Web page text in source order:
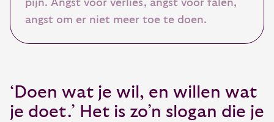
pijn. Angst voor verlies, angst voor falen,
angst om er niet meer toe te doen.
‘Doen wat je wil, en willen wat
je doet.’ Het is zo’n slogan die je